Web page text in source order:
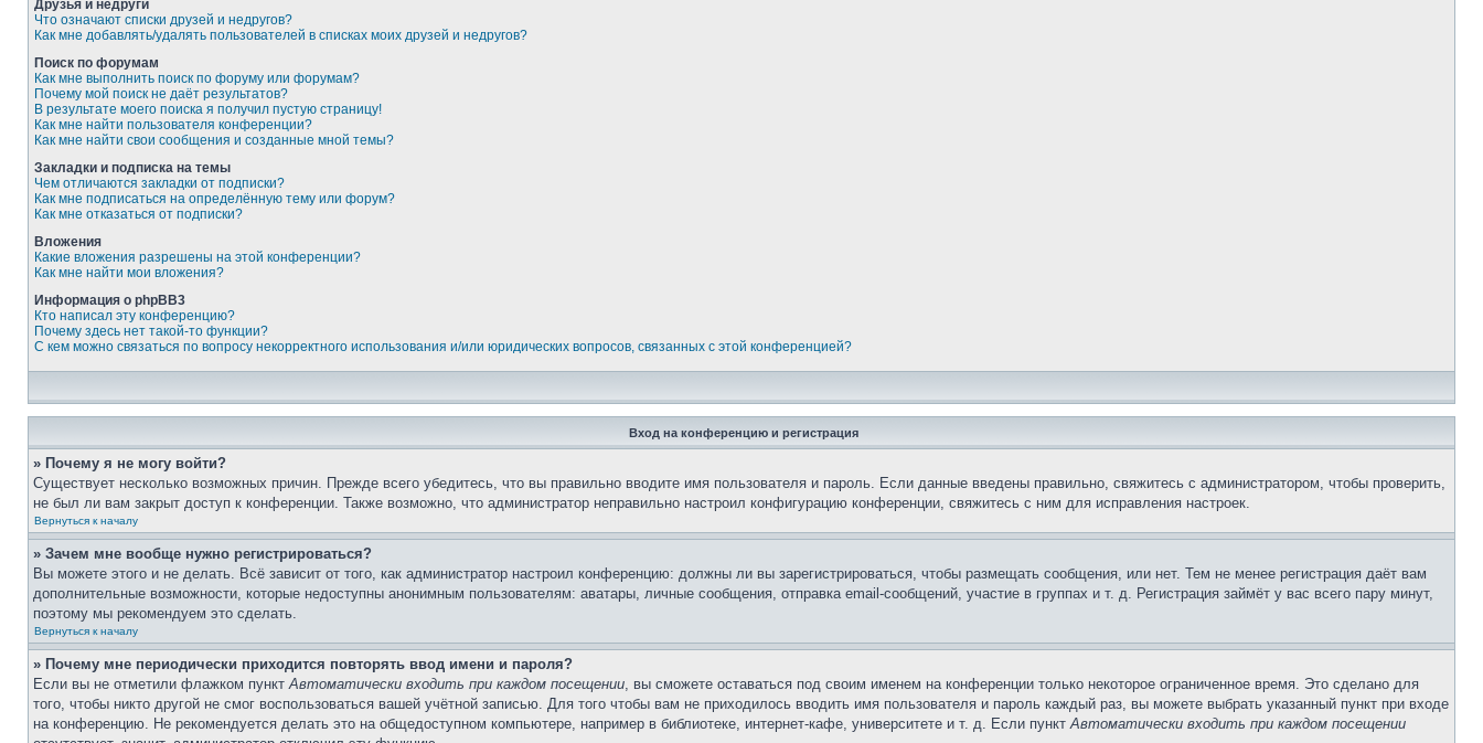
Друзья и недруги
Что означают списки друзей и недругов?
Как мне добавлять/удалять пользователей в списках моих друзей и недругов?
Поиск по форумам
Как мне выполнить поиск по форуму или форумам?
Почему мой поиск не даёт результатов?
В результате моего поиска я получил пустую страницу!
Как мне найти пользователя конференции?
Как мне найти свои сообщения и созданные мной темы?
Закладки и подписка на темы
Чем отличаются закладки от подписки?
Как мне подписаться на определённую тему или форум?
Как мне отказаться от подписки?
Вложения
Какие вложения разрешены на этой конференции?
Как мне найти мои вложения?
Информация о phpBB3
Кто написал эту конференцию?
Почему здесь нет такой-то функции?
С кем можно связаться по вопросу некорректного использования и/или юридических вопросов, связанных с этой конференцией?
Вход на конференцию и регистрация
» Почему я не могу войти?
Существует несколько возможных причин. Прежде всего убедитесь, что вы правильно вводите имя пользователя и пароль. Если данные введены правильно, свяжитесь с администратором, чтобы проверить,
не был ли вам закрыт доступ к конференции. Также возможно, что администратор неправильно настроил конфигурацию конференции, свяжитесь с ним для исправления настроек.
Вернуться к началу
» Зачем мне вообще нужно регистрироваться?
Вы можете этого и не делать. Всё зависит от того, как администратор настроил конференцию: должны ли вы зарегистрироваться, чтобы размещать сообщения, или нет. Тем не менее регистрация даёт вам
дополнительные возможности, которые недоступны анонимным пользователям: аватары, личные сообщения, отправка email-сообщений, участие в группах и т. д. Регистрация займёт у вас всего пару минут,
поэтому мы рекомендуем это сделать.
Вернуться к началу
» Почему мне периодически приходится повторять ввод имени и пароля?
Если вы не отметили флажком пунктАвтоматически входить при каждом посещении, вы сможете оставаться под своим именем на конференции только некоторое ограниченное время. Это сделано для
того, чтобы никто другой не смог воспользоваться вашей учётной записью. Для того чтобы вам не приходилось вводить имя пользователя и пароль каждый раз, вы можете выбрать указанный пункт при входе
на конференцию. Не рекомендуется делать это на общедоступном компьютере, например в библиотеке, интернет-кафе, университете и т. д. Если пунктАвтоматически входить при каждом посещении